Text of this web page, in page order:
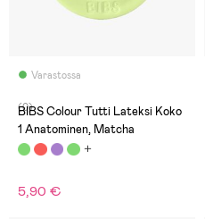
Varastossa
(0)
BIBS Colour Tutti Lateksi Koko
1 Anatominen, Matcha
5,90 €